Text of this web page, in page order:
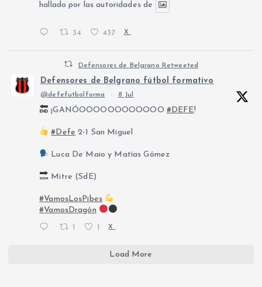
hallado por las autoridades de
34 437 X
Defensores de Belgrano Retweeted
Defensores de Belgrano fútbol formativo
@defefutbolforma · 8 Jul
¡GANÓOOOOOOOOOOOO #DEFE!
#Defe 2-1 San Miguel
Luca De Maio y Matías Gómez
Mitre (SdE)
#VamosLosPibes
#VamosDragón
X
Load More